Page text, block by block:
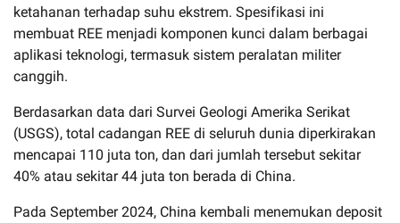
ketahanan terhadap suhu ekstrem. Spesifikasi ini
membuat REE menjadi komponen kunci dalam berbagai
aplikasi teknologi, termasuk sistem peralatan militer
canggih.
Berdasarkan data dari Survei Geologi Amerika Serikat
(USGS), total cadangan REE di seluruh dunia diperkirakan
mencapai 110 juta ton, dan dari jumlah tersebut sekitar
40% atau sekitar 44 juta ton berada di China.
Pada September 2024, China kembali menemukan deposit